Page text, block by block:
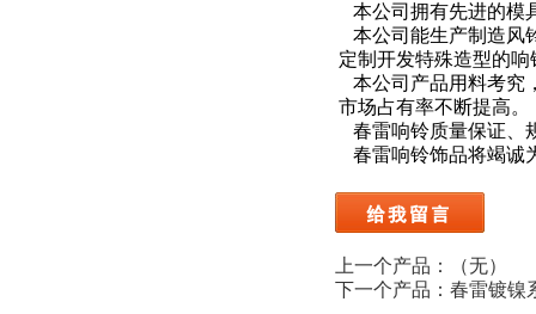
本公司拥有先进的模
本公司能生产制造风
定制开发特殊造型的响
本公司产品用料考究
市场占有率不断提高。
春雷响铃质量保证、
春雷响铃饰品将竭诚
上一个产品：（无）
下一个产品： 春雷镀镍